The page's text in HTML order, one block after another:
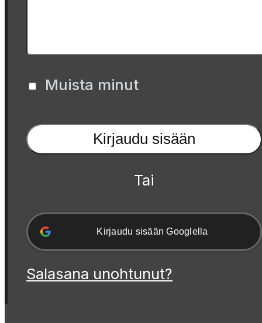
Muista minut
Kirjaudu sisään
Tai
Kirjaudu sisään Googlella
Salasana unohtunut?